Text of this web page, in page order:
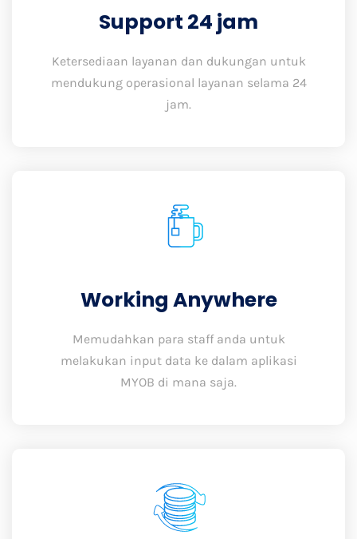
Support 24 jam
Ketersediaan layanan dan dukungan untuk
mendukung operasional layanan selama 24
jam.
Working Anywhere
Memudahkan para staff anda untuk
melakukan input data ke dalam aplikasi
MYOB di mana saja.